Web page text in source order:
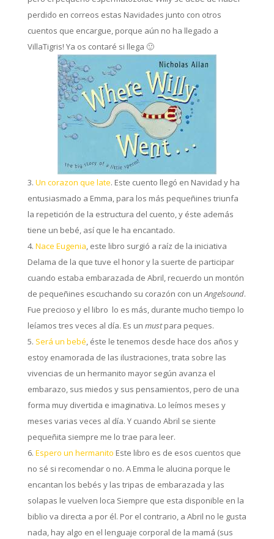
perdido en correos estas Navidades junto con otros
cuentos que encargue, porque aún no ha llegado a
VillaTigris! Ya os contaré si llega 🙂
Un corazon que late. Este cuento llegó en Navidad y ha
entusiasmado a Emma, para los más pequeñines triunfa
la repetición de la estructura del cuento, y éste además
tiene un bebé, así que le ha encantado.
Nace Eugenia, este libro surgió a raíz de la iniciativa
Delama de la que tuve el honor y la suerte de participar
cuando estaba embarazada de Abril, recuerdo un montón
de pequeñines escuchando su corazón con unAngelsound.
Fue precioso y el libro lo es más, durante mucho tiempo lo
leíamos tres veces al día. Es un mustpara peques.
Será un bebé, éste le tenemos desde hace dos años y
estoy enamorada de las ilustraciones, trata sobre las
vivencias de un hermanito mayor según avanza el
embarazo, sus miedos y sus pensamientos, pero de una
forma muy divertida e imaginativa. Lo leímos meses y
meses varias veces al día. Y cuando Abril se siente
pequeñita siempre me lo trae para leer.
Espero un hermanito Este libro es de esos cuentos que
no sé si recomendar o no. A Emma le alucina porque le
encantan los bebés y las tripas de embarazada y las
solapas le vuelven loca Siempre que esta disponible en la
biblio va directa a por él. Por el contrario, a Abril no le gusta
nada, hay algo en el lenguaje corporal de la mamá (sus